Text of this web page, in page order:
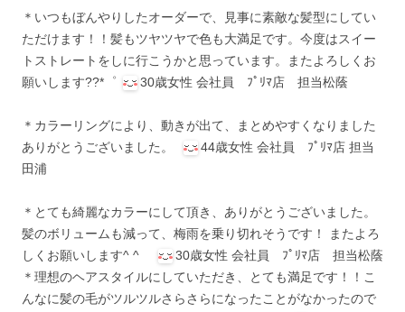
＊いつもぼんやりしたオーダーで、見事に素敵な髪型にしてい
ただけます！！髪もツヤツヤで色も大満足です。今度はスイー
トストレートをしに行こうかと思っています。またよろしくお
願いします??*゜
30歳女性 会社員 ﾌﾟﾘﾏ店 担当松蔭
＊カラーリングにより、動きが出て、まとめやすくなりました
ありがとうございました。
44歳女性 会社員 ﾌﾟﾘﾏ店 担当
田浦
＊とても綺麗なカラーにして頂き、ありがとうございました。
髪のボリュームも減って、梅雨を乗り切れそうです！ またよろ
しくお願いします^ ^
30歳女性 会社員 ﾌﾟﾘﾏ店 担当松蔭
＊理想のヘアスタイルにしていただき、とても満足です！！こ
んなに髪の毛がツルツルさらさらになったことがなかったので